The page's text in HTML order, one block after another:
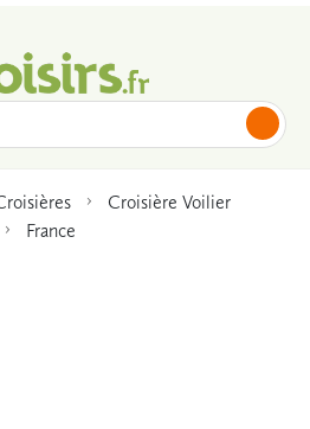
Croisière Voilier
France